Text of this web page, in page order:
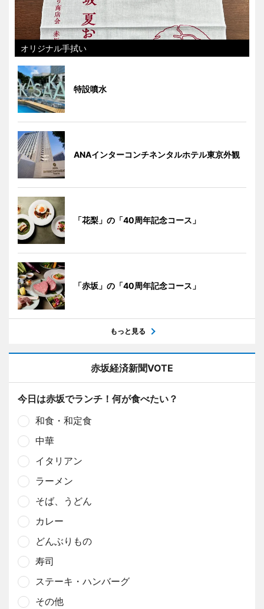
オリジナル手拭い
特設噴水
ANAインターコンチネンタルホテル東京外観
「花梨」の「40周年記念コース」
「赤坂」の「40周年記念コース」
もっと見る
赤坂経済新聞VOTE
今日は赤坂でランチ！何が食べたい？
和食・和定食
中華
イタリアン
ラーメン
そば、うどん
カレー
どんぶりもの
寿司
ステーキ・ハンバーグ
その他